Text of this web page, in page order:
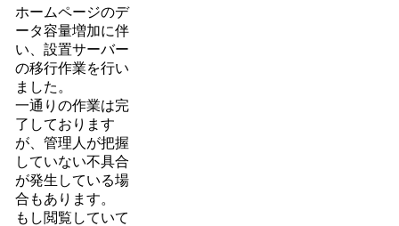
ホームページのデ
ータ容量増加に伴
い、設置サーバー
の移行作業を行い
ました。
一通りの作業は完
了しております
が、管理人が把握
していない不具合
が発生している場
合もあります。
もし閲覧していて